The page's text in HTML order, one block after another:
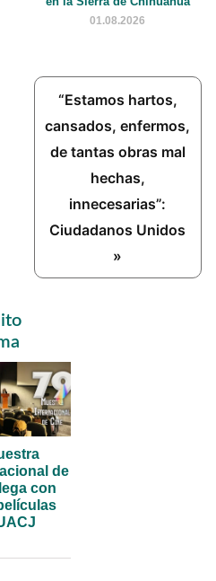
01.08.2026
Next
Post:
“Estamos hartos,
cansados, enfermos,
de tantas obras mal
hechas,
innecesarias”:
Ciudadanos Unidos
»
de
con